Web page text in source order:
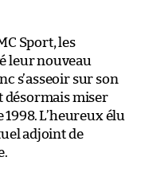
Sport, les
leur nouveau
s’asseoir sur son
désormais miser
L’heureux élu
adjoint de